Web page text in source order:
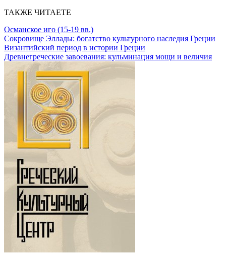
ТАКЖЕ ЧИТАЕТЕ
Османское иго (15-19 вв.)
Сокровище Эллады: богатство культурного наследия Греции
Византийский период в истории Греции
Древнегреческие завоевания: кульминация мощи и величия